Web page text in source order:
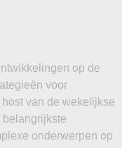
op de
voor
van de wekelijkse
belangrijkste
onderwerpen op